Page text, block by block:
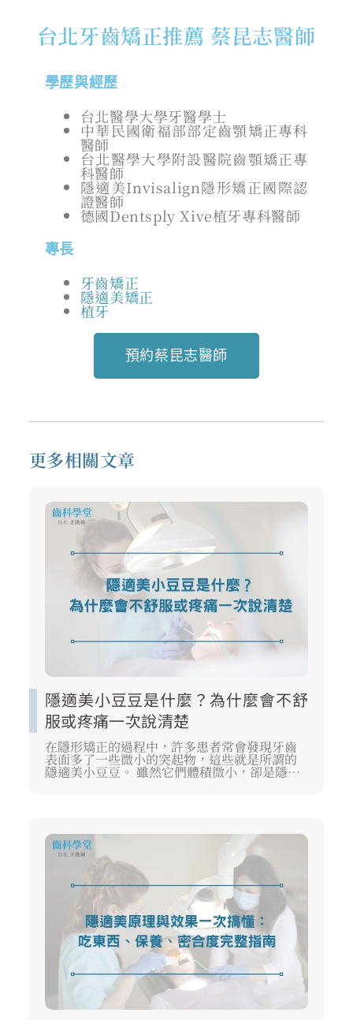
台北牙齒矯正推薦 蔡昆志醫師
學歷與經歷
台北醫學大學牙醫學士
中華民國衛福部部定齒顎矯正專科
醫師
台北醫學大學附設醫院齒顎矯正專
科醫師
隱適美Invisalign隱形矯正國際認
證醫師
德國Dentsply Xive植牙專科醫師
專長
牙齒矯正
隱適美矯正
植牙
預約蔡昆志醫師
更多相關文章
隱適美小豆豆是什麼？為什麼會不舒
服或疼痛一次說清楚
在隱形矯正的過程中，許多患者常會發現牙齒
表面多了一些微小的突起物，這些就是所謂的
隱適美小豆豆。 雖然它們體積微小，卻是隱形
牙套能精準帶動牙齒移動的關鍵支點。 本文將